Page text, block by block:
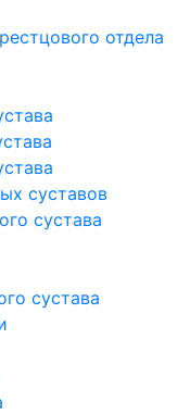
отдела
суставов
сустава
сустава